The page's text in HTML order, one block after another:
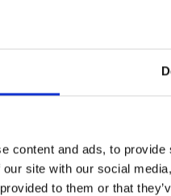
content and ads, to
site with our social
to them or that
auch für
wird und die
und die
bietet Echtzeit-